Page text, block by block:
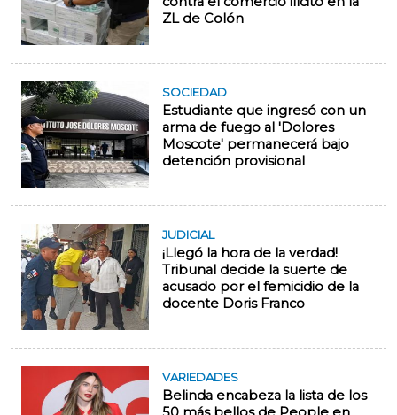
ZL de Colón
SOCIEDAD
Estudiante que ingresó con un
arma de fuego al 'Dolores
Moscote' permanecerá bajo
detención provisional
JUDICIAL
¡Llegó la hora de la verdad!
Tribunal decide la suerte de
acusado por el femicidio de la
docente Doris Franco
VARIEDADES
Belinda encabeza la lista de los